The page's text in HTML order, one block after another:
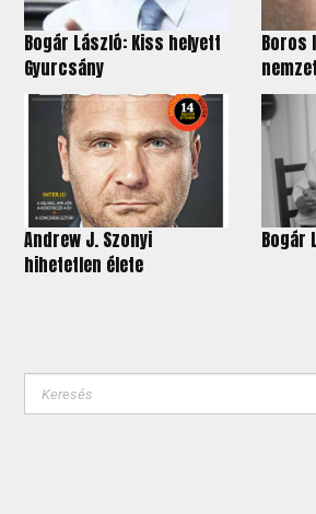
Bogár László: Kiss helyett
Gyurcsány
Boros
Andrew J. Szonyi
hihetetlen élete
Bogár